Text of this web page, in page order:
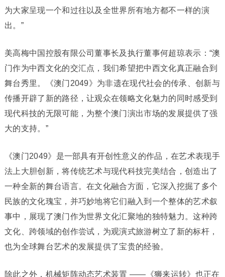
为大家呈现一个和过往以及全世界所有地方都不一样的演
出。”
美高梅中国控股有限公司董事长及执行董事何超琼表示：“澳
门作为中西文化的交汇点，我们希望把中西文化真正融合到
舞台秀里。《澳门2049》为非遗在现代社会的传承、创新与
传播开辟了新的路径，让观众在领略文化魅力的同时感受到
现代科技的无限可能，为整个澳门演出市场的发展提供了强
大的支持。”
《澳门2049》是一部具有开创性意义的作品，在艺术表现手
法上大胆创新，将传统艺术与现代科技完美结合，创造出了
一种全新的舞台语言。在文化融合方面，它深入挖掘了多个
民族的文化瑰宝，并巧妙地将它们融入到一个整体的艺术叙
事中，展现了澳门作为世界文化汇聚地的独特魅力。这种跨
文化、跨领域的创作尝试，为观演式旅游树立了新的标杆，
也为全球舞台艺术的发展提供了宝贵的经验。
除此之外，机械矩阵动态艺术装置 ——《狮来运转》也正在